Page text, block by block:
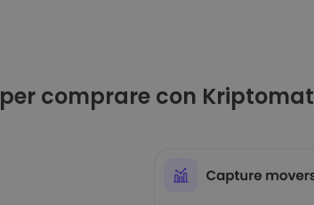
per comprare con Kriptomat